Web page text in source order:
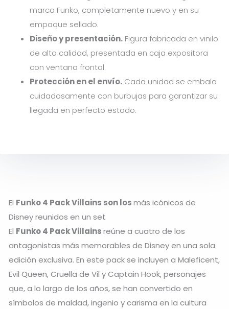
marca Funko, completamente nuevo y en su
empaque sellado.
Diseño y presentación. Figura fabricada en vinilo
de alta calidad, presentada en caja expositora
con ventana frontal.
Protección en el envío. Cada unidad se embala
cuidadosamente con burbujas para garantizar su
llegada en perfecto estado.
El Funko 4 Pack Villains son losmás icónicos de
Disney reunidos en un set
El Funko 4 Pack Villainsreúne a cuatro de los
antagonistas más memorables de Disney en una sola
edición exclusiva. En este pack se incluyen a Maleficent,
Evil Queen, Cruella de Vil y Captain Hook, personajes
que, a lo largo de los años, se han convertido en
símbolos de maldad, ingenio y carisma en la cultura